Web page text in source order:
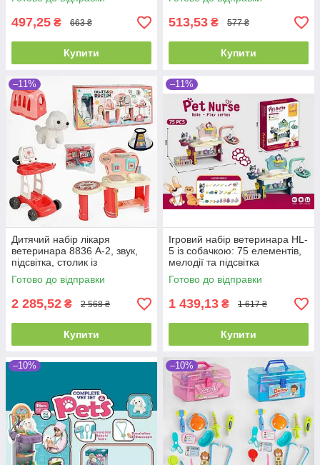
галактик, висота 46 см
497,25 ₴ 663 ₴
Купити
513,53 ₴ 577 ₴
Купити
–11%
Дитячий набір лікаря
ветеринара 8836 A-2, звук,
підсвітка, столик із
поличками, візок, переноска,
собачка
Готово до відправки
2 285,52 ₴ 2 568 ₴
Купити
–11%
Ігровий набір ветеринара HL-
5 із собачкою: 75 елементів,
мелодії та підсвітка
Готово до відправки
1 439,13 ₴ 1 617 ₴
Купити
–10% –10%